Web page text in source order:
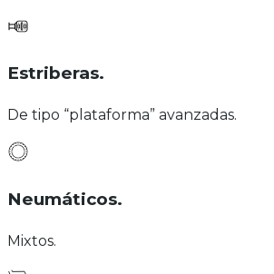
Estriberas.
De tipo “plataforma” avanzadas.
Neumáticos.
Mixtos.